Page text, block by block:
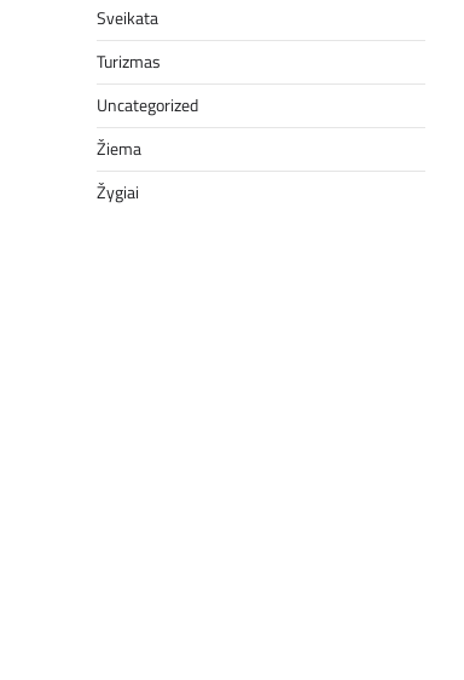
Sveikata
Turizmas
Uncategorized
Žiema
Žygiai